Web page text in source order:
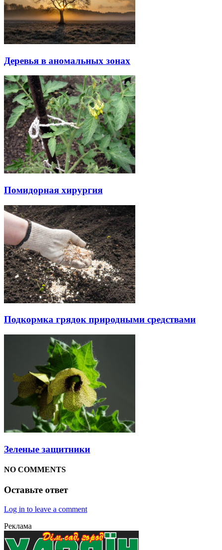
Деревья в аномальных зонах
Помидорная хирургия
Подкормка грядок природными средствами
Зеленые защитники
NO COMMENTS
Оставьте ответ
Log in to leave a comment
Реклама